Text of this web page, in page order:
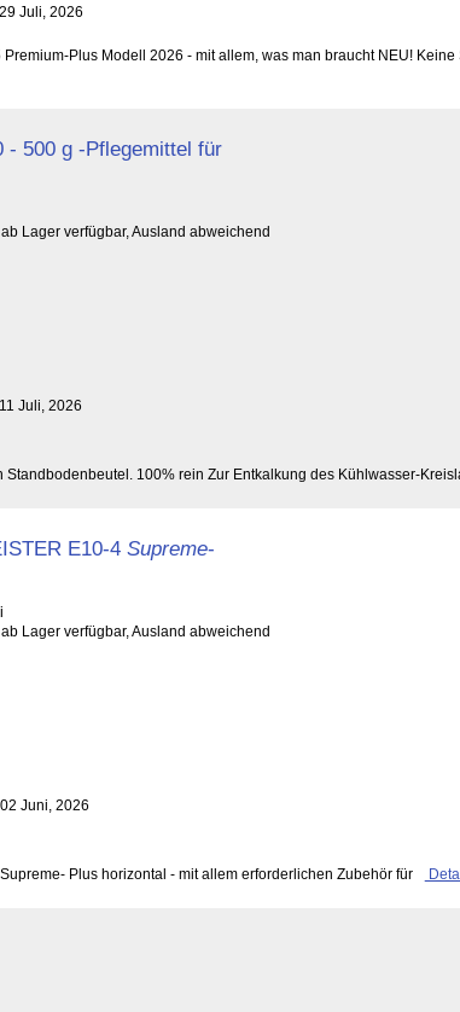
Juli, 2026
Plus Modell 2026 - mit allem, was man braucht NEU!
- 500 g -Pflegemittel für
Lager verfügbar, Ausland abweichend
Juli, 2026
100% rein Zur Entkalkung des Kühlwasser-
E10-4 Supreme-
Lager verfügbar, Ausland abweichend
Juni, 2026
Plus horizontal - mit allem erforderlichen Zubehör für